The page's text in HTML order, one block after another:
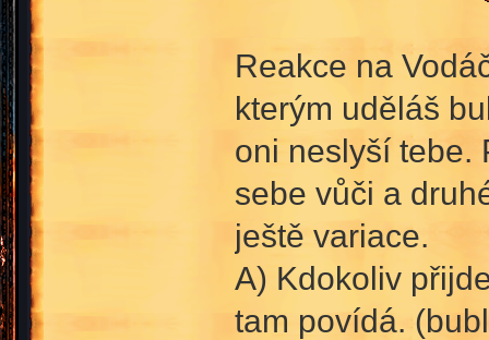
Reakce na
kterým uděláš
oni neslyší tebe.
sebe vůči a
ještě variace.
A) Kdokoliv
tam povídá.